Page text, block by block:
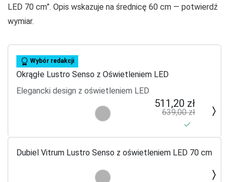
LED 70 cm”. Opis wskazuje na średnicę 60 cm — potwierdź
wymiar.
Wybór redakcji
Okrągłe Lustro Senso z Oświetleniem LED
Elegancki design z oświetleniem LED
511,20 zł
639,00 zł
Dubiel Vitrum Lustro Senso z oświetleniem LED 70 cm